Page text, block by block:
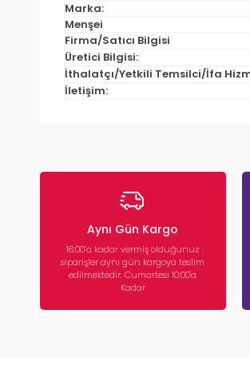
Marka:
Menşei
Firma/Satıcı Bilgisi
Üretici Bilgisi:
İthalatçı/Yetkili Temsilci/İfa
İletişim:
Aynı Gün Kargo
16:00’a kadar vermiş olduğunuz
siparişler aynı gün kargoya teslim
edilmektedir. Cumartesi 10:00'a
Kadar